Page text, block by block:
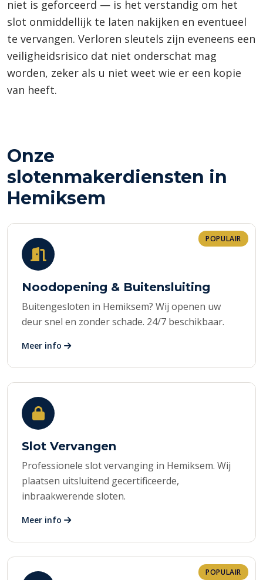
niet is geforceerd — is het verstandig om het
slot onmiddellijk te laten nakijken en eventueel
te vervangen. Verloren sleutels zijn eveneens een
veiligheidsrisico dat niet onderschat mag
worden, zeker als u niet weet wie er een kopie
van heeft.
Onze
slotenmakerdiensten in
Hemiksem
POPULAIR
Noodopening & Buitensluiting
Buitengesloten in Hemiksem? Wij openen uw
deur snel en zonder schade. 24/7 beschikbaar.
Meer info
Slot Vervangen
Professionele slot vervanging in Hemiksem. Wij
plaatsen uitsluitend gecertificeerde,
inbraakwerende sloten.
Meer info
POPULAIR